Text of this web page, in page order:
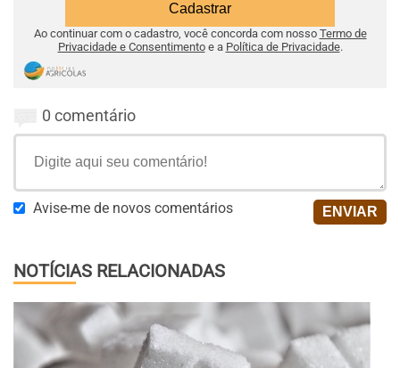
Ao continuar com o cadastro, você concorda com nosso Termo de
Privacidade e Consentimentoe a Política de Privacidade.
0 comentário
Avise-me de novos comentários
NOTÍCIAS RELACIONADAS